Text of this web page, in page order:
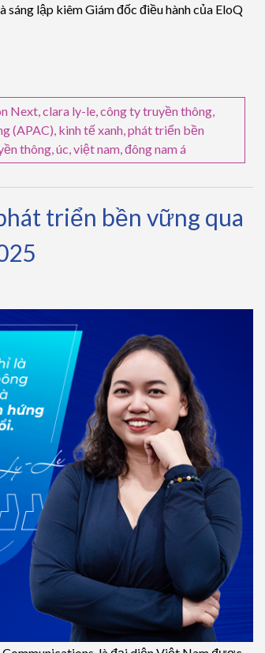
lập kiêm Giám đốc điều hành của EloQ
Next,clara ly-le,công ty truyền thông,
(APAC), kinh tế xanh,phát triển bền
thông,úc,việt nam,đông nam á
triển bền vững qua